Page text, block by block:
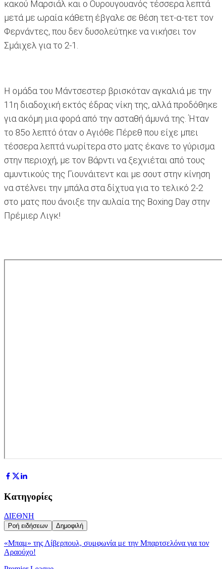
κακού Μαρσιάλ και ο Ουρουγουανός τέσσερα λεπτά
μετά με ωραία κάθετη έβγαλε σε θέση τετ-α-τετ τον
Φερνάντες, που δεν δυσολεύτηκε να νικήσει τον
Σμάιχελ για το 2-1.
Η ομάδα του Μάντσεστερ βρισκόταν αγκαλιά με την
11η διαδοχική εκτός έδρας νίκη της, αλλά προδόθηκε
για ακόμη μια φορά από την ασταθή άμυνά της. Ήταν
το 85ο λεπτό όταν ο Αγιόθε Πέρεθ που είχε μπει
τέσσερα λεπτά νωρίτερα στο ματς έκανε το γύρισμα
στην περιοχή, με τον Βάρντι να ξεχνιέται από τους
αμυντικούς της Γιουνάιτεντ και με σουτ στην κίνηση
να στέλνει την μπάλα στα δίχτυα για το τελικό 2-2
στο ματς που άνοιξε την αυλαία της Boxing Day στην
Πρέμιερ Λιγκ!
Κατηγορίες
ΔΙΕΘΝΗ
Ροή ειδήσεων Δημοφιλή
«Μπαμ» της Λίβερπουλ, συμφωνία με την Μπαρτσελόνα για τον
Αραούχο!